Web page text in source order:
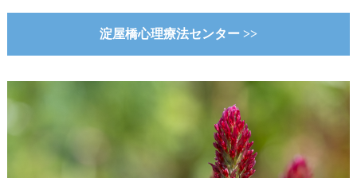
淀屋橋心理療法センター >>